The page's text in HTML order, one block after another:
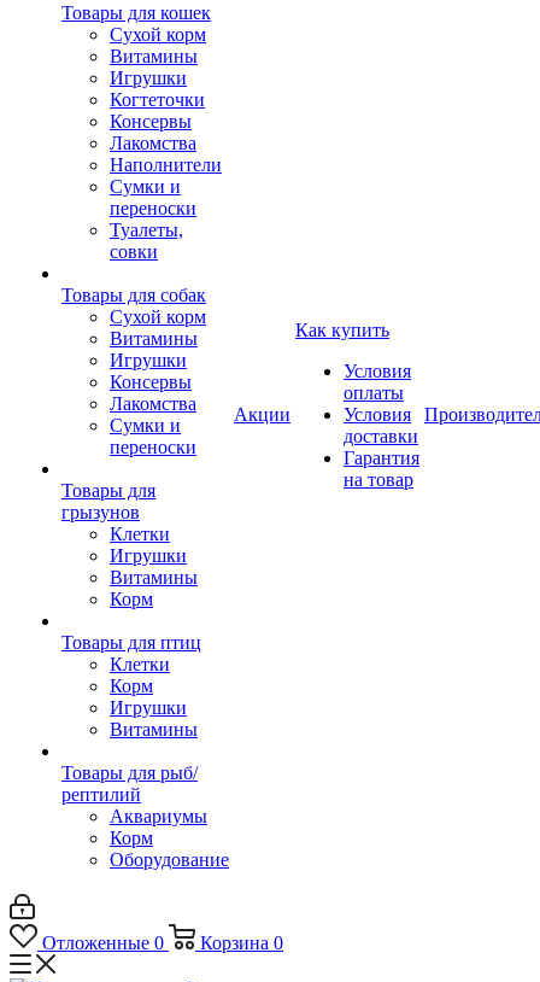
Товары для кошек
Cухой корм
Витамины
Игрушки
Когтеточки
Консервы
Лакомства
Наполнители
Сумки и
переноски
Туалеты,
совки
Товары для собак
Cухой корм
Витамины
Игрушки
Консервы
Лакомства
Сумки и
переноски
Товары для
грызунов
Клетки
Игрушки
Витамины
Корм
Товары для птиц
Клетки
Корм
Игрушки
Витамины
Товары для рыб/
рептилий
Аквариумы
Корм
Оборудование
Акции
Как купить
Условия
оплаты
Условия
доставки
Гарантия
на товар
Отложенные 0 Корзина 0